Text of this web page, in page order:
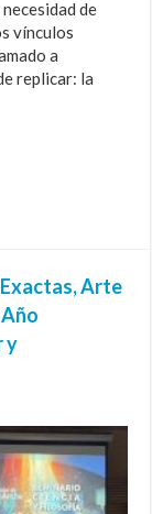
de
vínculos
a
replicar: la
Arte
y